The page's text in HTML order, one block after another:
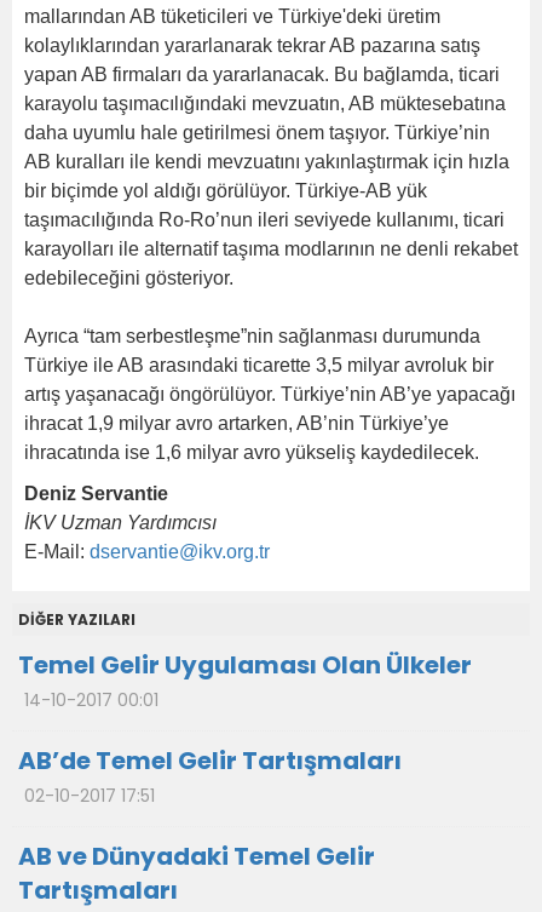
mallarından AB tüketicileri ve Türkiye'deki üretim
kolaylıklarından yararlanarak tekrar AB pazarına satış
yapan AB firmaları da yararlanacak. Bu bağlamda, ticari
karayolu taşımacılığındaki mevzuatın, AB müktesebatına
daha uyumlu hale getirilmesi önem taşıyor. Türkiye’nin
AB kuralları ile kendi mevzuatını yakınlaştırmak için hızla
bir biçimde yol aldığı görülüyor. Türkiye-AB yük
taşımacılığında Ro-Ro’nun ileri seviyede kullanımı, ticari
karayolları ile alternatif taşıma modlarının ne denli rekabet
edebileceğini gösteriyor.
Ayrıca “tam serbestleşme”nin sağlanması durumunda
Türkiye ile AB arasındaki ticarette 3,5 milyar avroluk bir
artış yaşanacağı öngörülüyor. Türkiye’nin AB’ye yapacağı
ihracat 1,9 milyar avro artarken, AB’nin Türkiye’ye
ihracatında ise 1,6 milyar avro yükseliş kaydedilecek.
Deniz Servantie
İKV Uzman Yardımcısı
E-Mail: dservantie@ikv.org.tr
DİĞER YAZILARI
Temel Gelir Uygulaması Olan Ülkeler
14-10-2017 00:01
AB’de Temel Gelir Tartışmaları
02-10-2017 17:51
AB ve Dünyadaki Temel Gelir
Tartışmaları